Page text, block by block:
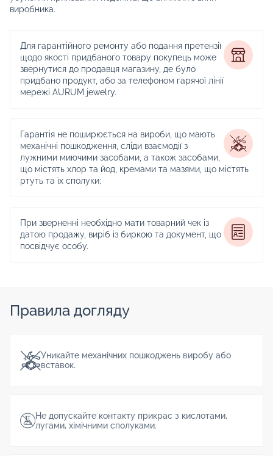
виробника.
Для гарантійного ремонту або подання претензії
щодо якості придбаного товару покупець може
звернутися до продавця магазину, де було
придбано продукт, або за телефоном гарячої лінії
мережі AURUM jewelry.
Гарантія не поширюється на вироби, що мають
механічні пошкодження, сліди взаємодії з
лужними миючими засобами, а також засобами,
що містять хлор та йод, кремами та мазями, що містять
ртуть та їх сполуки;
При зверненні необхідно мати товарний чек із
датою продажу, виріб із биркою та документ, що
посвідчує особу.
Правила догляду
Уникайте механічних пошкоджень виробу або
вставок.
Не допускайте контакту прикрас з кислотами,
лугами, хімічними сполуками.